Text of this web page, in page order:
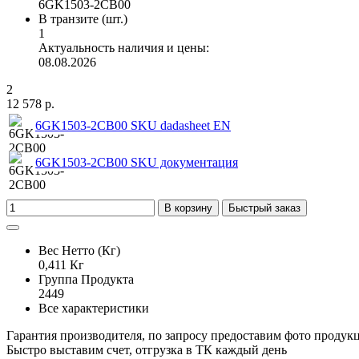
6GK1503-2CB00
В транзите (шт.)
1
Актуальность наличия и цены:
08.08.2026
2
12 578 р.
6GK1503-2CB00 SKU dadasheet EN
6GK1503-2CB00 SKU документация
В корзину Быстрый заказ
Вес Нетто (Кг)
0,411 Кг
Группа Продукта
2449
Все характеристики
Гарантия производителя, по запросу предоставим фото
Быстро выставим счет, отгрузка в ТК каждый день